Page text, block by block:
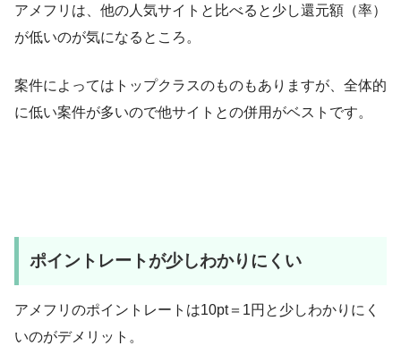
アメフリは、他の人気サイトと比べると少し還元額（率）
が低いのが気になるところ。
案件によってはトップクラスのものもありますが、全体的
に低い案件が多いので他サイトとの併用がベストです。
ポイントレートが少しわかりにくい
アメフリのポイントレートは10pt＝1円と少しわかりにく
いのがデメリット。